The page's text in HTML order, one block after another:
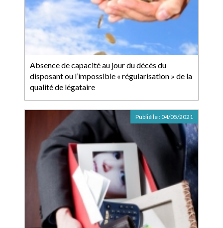
Absence de capacité au jour du décès du
disposant ou l’impossible « régularisation » de la
qualité de légataire
Publié le : 04/05/2021